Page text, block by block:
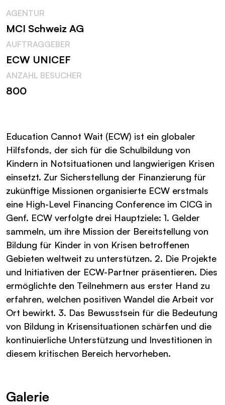
AGENTUR
MCI Schweiz AG
AUFTRAGGEBER
ECW UNICEF
ANZAHL BESUCHER
800
Education Cannot Wait (ECW) ist ein globaler
Hilfsfonds, der sich für die Schulbildung von
Kindern in Notsituationen und langwierigen Krisen
einsetzt. Zur Sicherstellung der Finanzierung für
zukünftige Missionen organisierte ECW erstmals
eine High-Level Financing Conference im CICG in
Genf. ECW verfolgte drei Hauptziele: 1. Gelder
sammeln, um ihre Mission der Bereitstellung von
Bildung für Kinder in von Krisen betroffenen
Gebieten weltweit zu unterstützen. 2. Die Projekte
und Initiativen der ECW-Partner präsentieren. Dies
ermöglichte den Teilnehmern aus erster Hand zu
erfahren, welchen positiven Wandel die Arbeit vor
Ort bewirkt. 3. Das Bewusstsein für die Bedeutung
von Bildung in Krisensituationen schärfen und die
kontinuierliche Unterstützung und Investitionen in
diesem kritischen Bereich hervorheben.
Galerie